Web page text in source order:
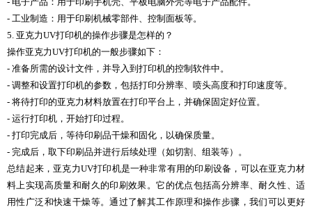
- 工业制造：用于印刷机械零部件、控制面板等。
5. 亚克力UV打印机的操作步骤是怎样的？
操作亚克力UV打印机的一般步骤如下：
- 准备所需的设计文件，并导入到打印机的控制软件中。
- 调整和设置打印机的参数，包括打印分辨率、喷头高度和打印速度等。
- 将待打印的亚克力材料放置在打印平台上，并确保固定好位置。
- 运行打印机，开始打印过程。
- 打印完成后，等待印刷品干燥和固化，以确保质量。
- 完成后，取下印刷品并进行后续处理（如切割、组装等）。
总结起来，亚克力UV打印机是一种非常有用的印刷设备，可以在亚克力材
料上实现高质量和耐久的印刷效果。它的优点包括高分辨率、耐久性、适
用性广泛和快速干燥等。通过了解其工作原理和操作步骤，我们可以更好